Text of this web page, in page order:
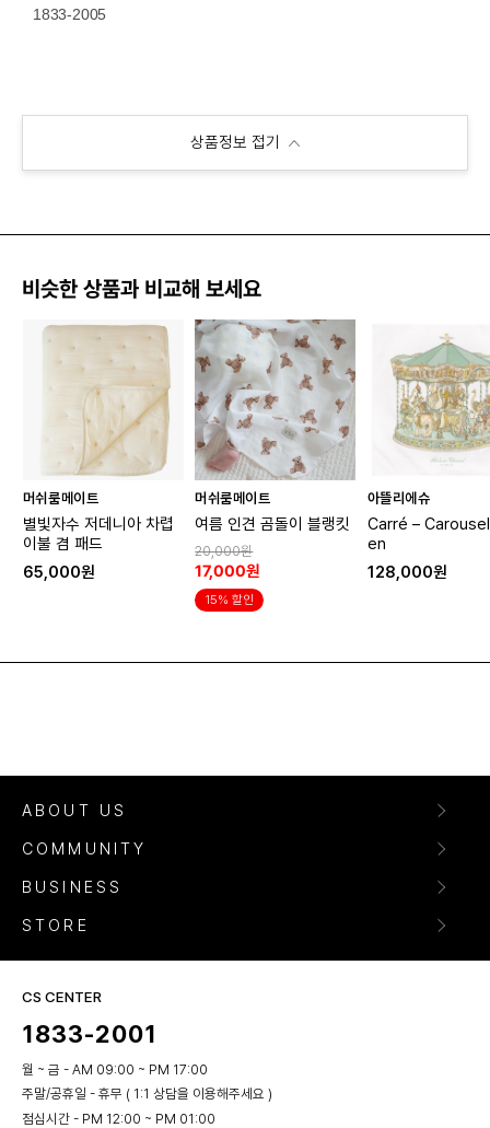
1833-2005
상품정보 접기
비슷한 상품과 비교해 보세요
머쉬룸메이트
별빛자수 저데니아 차렵
이불 겸 패드
65,000원
머쉬룸메이트
여름 인견 곰돌이 블랭킷
20,000원
17,000원
15% 할인
아뜰리에슈
Carré –
en
128,000원
ABOUT US
COMMUNITY
BUSINESS
STORE
CS CENTER
1833-2001
월 ~ 금 - AM 09:00 ~ PM 17:00
주말/공휴일 - 휴무 ( 1:1 상담을 이용해주세요 )
점심시간 - PM 12:00 ~ PM 01:00